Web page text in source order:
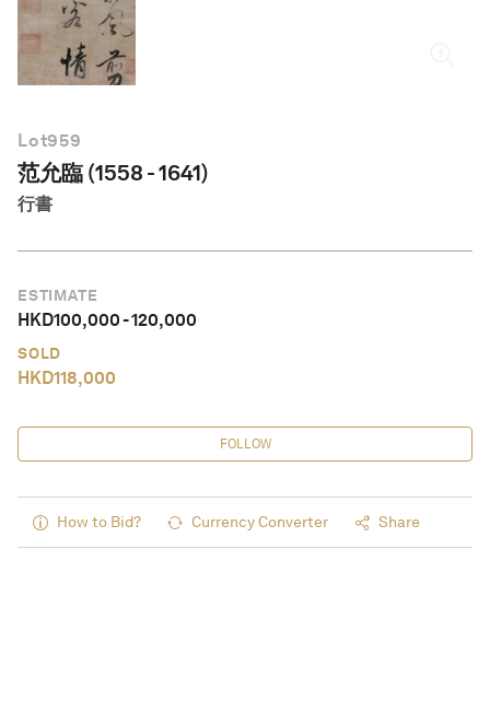
Lot959
范允臨 (1558 - 1641)
行書
ESTIMATE
HKD100,000-120,000
SOLD
HKD118,000
FOLLOW
How to Bid? Currency Converter Share